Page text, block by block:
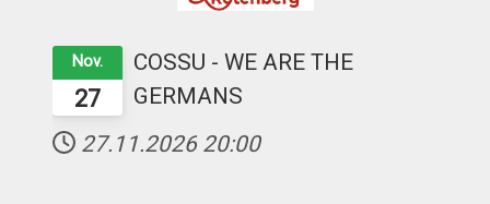
27
Nov.
COSSU - WE ARE THE
GERMANS
27.11.2026 20:00